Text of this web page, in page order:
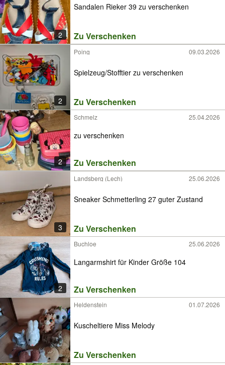
2
Sandalen Rieker 39 zu verschenken
Zu Verschenken
2
Poing 09.03.2026
Spielzeug/Stofftier zu verschenken
Zu Verschenken
2
Schmelz 25.04.2026
zu verschenken
Zu Verschenken
3
Landsberg (Lech) 25.06.2026
Sneaker Schmetterling 27 guter Zustand
Zu Verschenken
2
Buchloe 25.06.2026
Langarmshirt für Kinder Größe 104
Zu Verschenken
Heldenstein 01.07.2026
Kuscheltiere Miss Melody
Zu Verschenken